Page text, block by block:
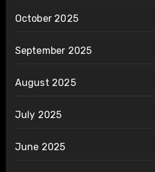
October 2025
September 2025
August 2025
July 2025
June 2025